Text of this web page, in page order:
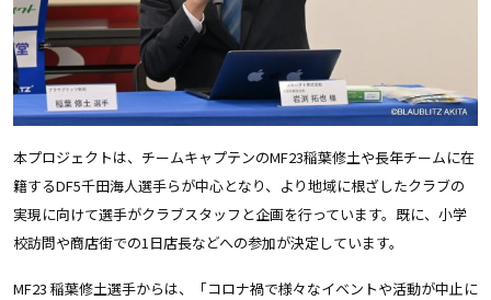
本プロジェクトは、チームキャプテンのMF23稲葉修土や長年チームに在
籍するDF5千田海人選手らが中心となり、より地域に根ざしたクラブの
実現に向けて選手がクラブスタッフと企画を行っています。既に、小学
校訪問や商店街での1日店長などへの参加が決定しています。
MF23 稲葉修土選手からは、「コロナ禍で様々なイベントや活動が中止に